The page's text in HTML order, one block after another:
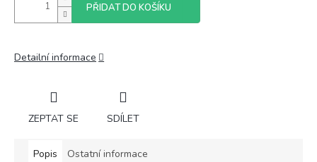
PŘIDAT DO KOŠÍKU
Detailní informace
ZEPTAT SE SDÍLET
Popis Ostatní informace